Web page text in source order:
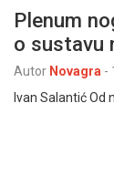
Plenum
o sustavu
Autor Novagra -
Ivan Salantić